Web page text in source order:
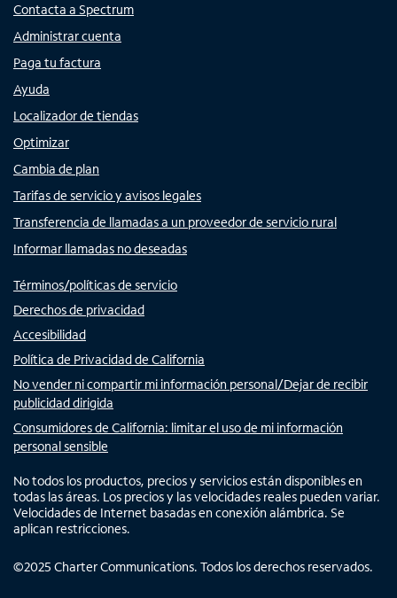
Contacta a Spectrum
Administrar cuenta
Paga tu factura
Ayuda
Localizador de tiendas
Optimizar
Cambia de plan
Tarifas de servicio y avisos legales
Transferencia de llamadas a un proveedor de servicio rural
Informar llamadas no deseadas
Términos/políticas de servicio
Derechos de privacidad
Accesibilidad
Política de Privacidad de California
No vender ni compartir mi información personal/Dejar de recibir
publicidad dirigida
Consumidores de California: limitar el uso de mi información
personal sensible
No todos los productos, precios y servicios están disponibles en
todas las áreas. Los precios y las velocidades reales pueden variar.
Velocidades de Internet basadas en conexión alámbrica. Se
aplican restricciones.
©2025 Charter Communications. Todos los derechos reservados.